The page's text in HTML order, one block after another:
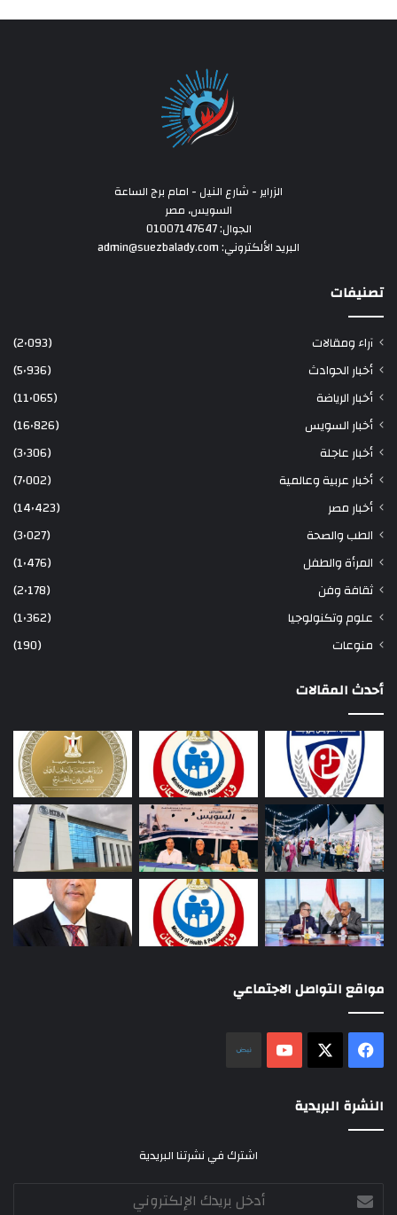
الزراير - شارع النيل - امام برج الساعة
السويس، مصر
الجوال: 01007147647
البريد الألكتروني: admin@suezbalady.com
تصنيفات
آراء ومقالات
(2٬093)
أخبار الحوادث
(5٬936)
أخبار الرياضة
(11٬065)
أخبار السويس
(16٬826)
أخبار عاجلة
(3٬306)
أخبار عربية وعالمية
(7٬002)
أخبار مصر
(14٬423)
الطب والصحة
(3٬027)
المرأة والطفل
(1٬476)
ثقافة وفن
(2٬178)
علوم وتكنولوجيا
(1٬362)
منوعات
(190)
أحدث المقالات
مواقع التواصل الاجتماعي
فيسبوك ‫YouTube
النشرة البريدية
اشترك في نشرتنا البريدية
أدخل
بريدك